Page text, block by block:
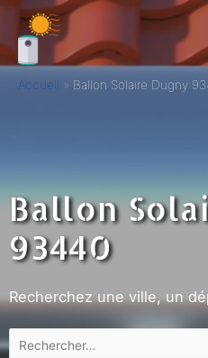
Accueil Ballon Solaire Dugny
Ballon
93440
Recherchez une ville, un